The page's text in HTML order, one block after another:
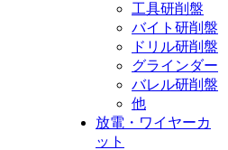
工具研削盤
バイト研削盤
ドリル研削盤
グラインダー
バレル研削盤
他
放電・ワイヤーカ
ット